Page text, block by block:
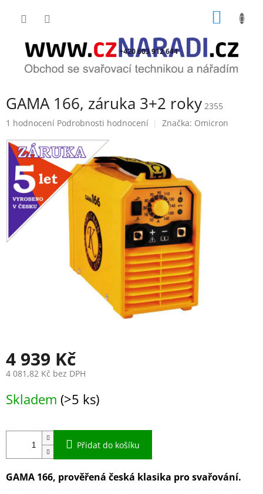
+420 603 912 644
GAMA 166, záruka 3+2 roky 2355
Průměrné
produktu
2,0
hvězdiček.
1 hodnocení Podrobnosti hodnocení Značka: Omicron
4 939 Kč
4 081,82 Kč bez DPH
cena:
Skladem (>5 ks)
Přidat do košíku
GAMA 166, prověřená česká klasika pro svařování.